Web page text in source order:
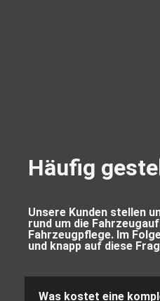
Häufig
Unsere Kunden stellen
rund um die
Fahrzeugpflege. Im
und knapp auf diese
Was kostet eine